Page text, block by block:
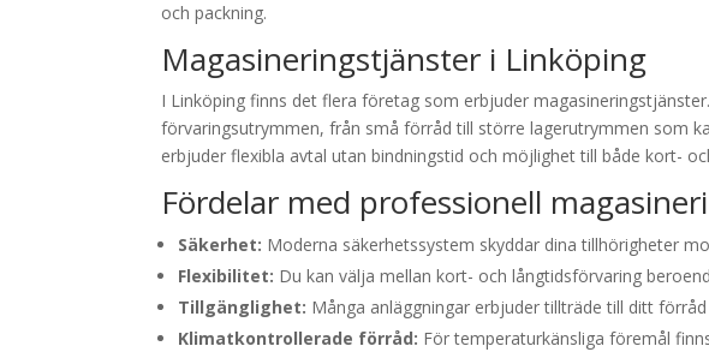
och packning.
Magasineringstjänster i Linköping
I Linköping finns det flera företag som erbjuder
förvaringsutrymmen, från små förråd till större lagerutrymmen som
erbjuder flexibla avtal utan bindningstid och möjlighet till både kort-
Fördelar med professionell
Säkerhet: Moderna säkerhetssystem skyddar dina tillhörigheter
Flexibilitet: Du kan välja mellan kort- och långtidsförvaring
Tillgänglighet: Många anläggningar erbjuder tillträde till ditt
Klimatkontrollerade förråd: För temperaturkänsliga föremål